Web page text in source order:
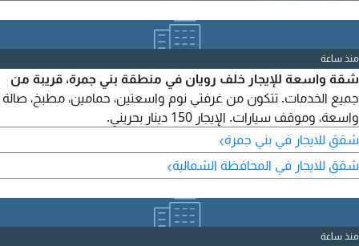
منذ ساعة
شقة واسعة للإيجار خلف رويان في منطقة بني جمرة، قريبة من
جميع الخدمات. تتكون من غرفتي نوم واسعتين، حمامين، مطبخ، صالة
واسعة، وموقف سيارات. الإيجار 150 دينار بحريني.
شقق للايجار في بني جمرة›
شقق للايجار في المحافظة الشمالية›
منذ ساعة